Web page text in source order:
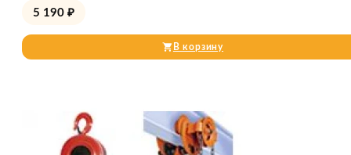
5 190 ₽
В корзину